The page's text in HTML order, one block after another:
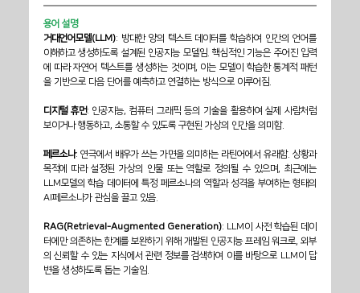
용어 설명
거대언어모델(LLM): 방대한 양의 텍스트 데이터를 학습하여 인간의 언어를
이해하고 생성하도록 설계된 인공지능 모델임. 핵심적인 기능은 주어진 입력
에 따라 자연어 텍스트를 생성하는 것이며, 이는 모델이 학습한 통계적 패턴
을 기반으로 다음 단어를 예측하고 연결하는 방식으로 이루어짐.
디지털 휴먼: 인공지능, 컴퓨터 그래픽 등의 기술을 활용하여 실제 사람처럼
보이거나 행동하고, 소통할 수 있도록 구현된 가상의 인간을 의미함.
페르소나: 연극에서 배우가 쓰는 가면을 의미하는 라틴어에서 유래함. 상황과
목적에 따라 설정된 가상의 인물 또는 역할로 정의될 수 있으며, 최근에는
LLM모델의 학습 데이터에 특정 페르소나의 역할과 성격을 부여하는 형태의
AI페르소나가 관심을 끌고 있음.
RAG(Retrieval-Augmented Generation): LLM이 사전 학습된 데이
터에만 의존하는 한계를 보완하기 위해 개발된 인공지능 프레임 워크로, 외부
의 신뢰할 수 있는 지식에서 관련 정보를 검색하여 이를 바탕으로 LLM이 답
변을 생성하도록 돕는 기술임.